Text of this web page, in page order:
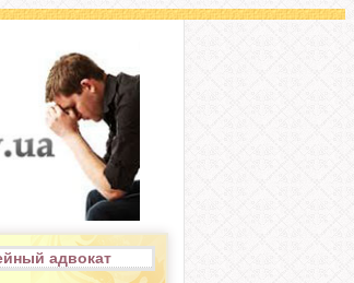
адвокат